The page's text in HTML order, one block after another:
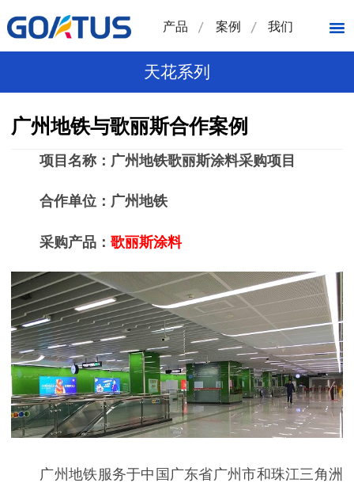
产品 案例 我们
天花系列
广州地铁与歌丽斯合作案例
项目名称： 广州地铁歌丽斯涂料采购项目
合作单位： 广州地铁
采购产品：歌丽斯涂料
广州地铁服务于中国广东省广州市和珠江三角洲